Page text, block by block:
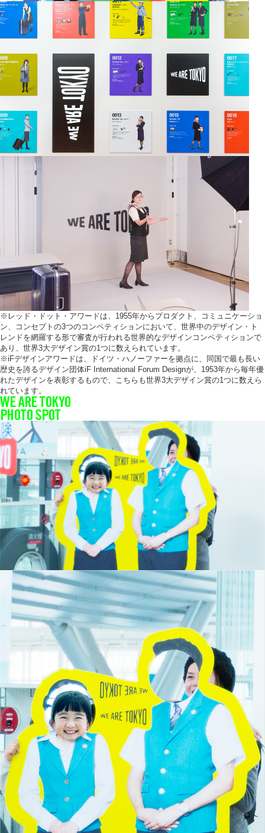
※レッド・ドット・アワードは、1955年からプロダクト、コミュニケーショ
ン、コンセプトの3つのコンペティションにおいて、世界中のデザイン・ト
レンドを網羅する形で審査が行われる世界的なデザインコンペティションで
あり、世界3大デザイン賞の1つに数えられています。
※iFデザインアワードは、ドイツ・ハノーファーを拠点に、同国で最も長い
歴史を誇るデザイン団体iF International Forum Designが、1953年から毎年優
れたデザインを表彰するもので、こちらも世界3大デザイン賞の1つに数えら
れています。